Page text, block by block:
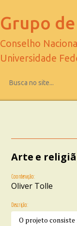
Grupo
Conselho
Universidade
Arte e
Coordenação:
Oliver Tolle
Descrição:
O projeto consiste